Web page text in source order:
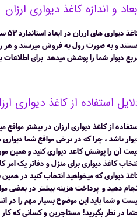
و اندازه کاغذ دیواری ارزان
دیوار شما را پوشش میدهد برای اطلاعات
استفاده از کاغذ دیواری
از کاغذ دیواری ارزان در بیشتر مواقع
باشد ، چرا که در برخی مواقع شما دیواری
آن را پوشش کاغذ دیواری کنید و همین
کاغذ دیواری برای منزل و دفاتر یک
دیواری که میخواهید انتخاب کنید در
دهید و پرداخت هزینه بیشتر در بعضی
و شما باید این موضوع بسیار مهم را در
در نظر بگیرید! مستاجرین و کسانی که کار